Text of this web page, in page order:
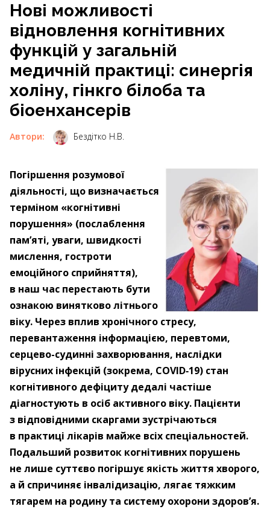
Нові можливості
відновлення когнітивних
функцій у загальній
медичній практиці: синергія
холіну, гінкго білоба та
біоенхансерів
Автори: Бездітко Н.В.
Погіршення розумової
діяльності, що визначається
терміном «когнітивні
порушення» (послаблення
пам’яті, уваги, швидкості
мислення, гостроти
емоційного сприйняття),
в наш час перестають бути
ознакою винятково літнього
віку. Через вплив хронічного стресу,
перевантаження інформацією, перевтоми,
серцево-судинні захворювання, наслідки
вірусних інфекцій (зокрема, COVID‑19) стан
когнітивного дефіциту дедалі частіше
діагностують в осіб активного віку. Пацієнти
з відповідними скаргами зустрічаються
в практиці лікарів майже всіх спеціальностей.
Подальший розвиток когнітивних порушень
не лише суттєво погіршує якість життя хворого,
а й спричиняє інвалідизацію, лягає тяжким
тягарем на родину та систему охорони здоров’я.